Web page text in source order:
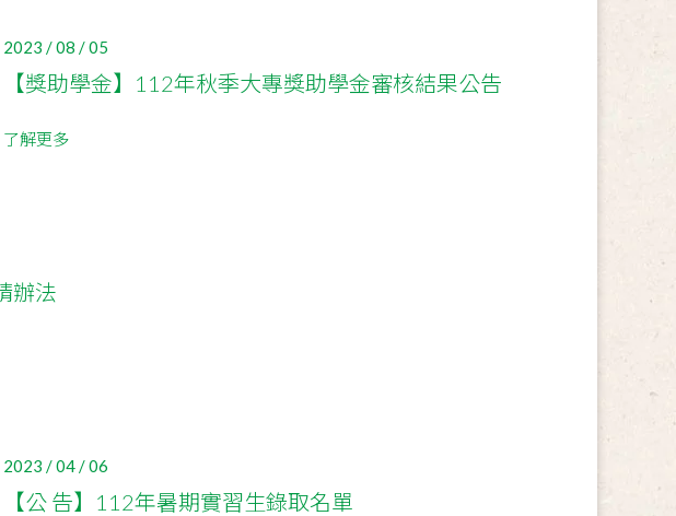
2023 / 08 / 05
【獎助學金】112年秋季大專獎助學金審核結果公告
了解更多
辦法
2023 / 04 / 06
【公 告】112年暑期實習生錄取名單